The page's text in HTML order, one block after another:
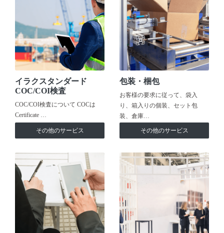
イラクスタンダード
COC/COI検査
COC/COI検査について COCは
Certificate …
その他のサービス
包装・梱包
お客様の要求に従って、袋入
り、箱入りの個装、セット包
装、倉庫…
その他のサービス